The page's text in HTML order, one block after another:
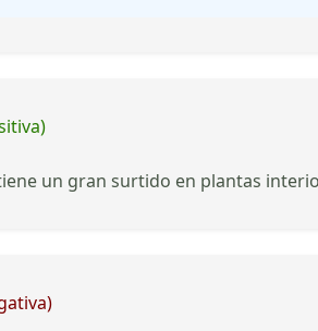
un gran surtido en plantas